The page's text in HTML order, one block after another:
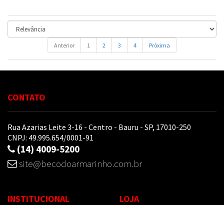
Anterior 1 2 3 4 Próxima
CONTATO
Rua Azarias Leite 3-16 - Centro - Bauru - SP, 17010-250
CNPJ: 49.995.654/0001-91
(14) 4009-5200
site@becodoarmarinho.com.br
INSTITUCIONAL LOJA